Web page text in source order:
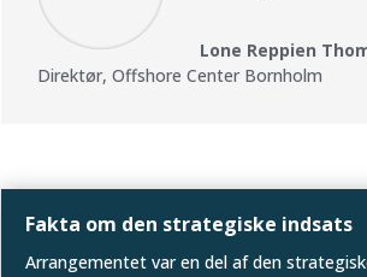
Lone Reppien
Direktør,Offshore Center Bornholm
Fakta om den strategiske indsats
Arrangementet var en del af den